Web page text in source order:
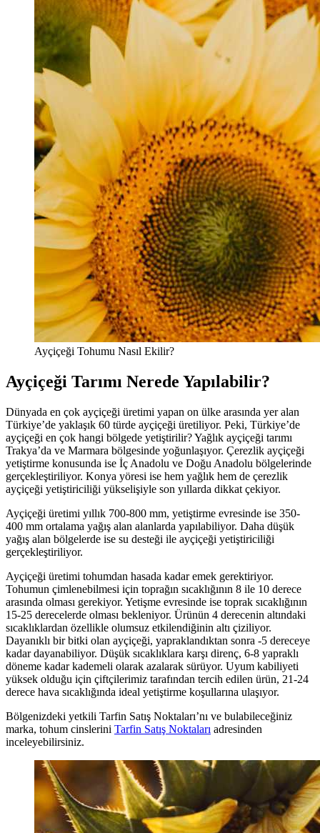
Ayçiçeği Tohumu Nasıl Ekilir?
Ayçiçeği Tarımı Nerede Yapılabilir?
Dünyada en çok ayçiçeği üretimi yapan on ülke arasında yer alan
Türkiye’de yaklaşık 60 türde ayçiçeği üretiliyor. Peki, Türkiye’de
ayçiçeği en çok hangi bölgede yetiştirilir? Yağlık ayçiçeği tarımı
Trakya’da ve Marmara bölgesinde yoğunlaşıyor. Çerezlik ayçiçeği
yetiştirme konusunda ise İç Anadolu ve Doğu Anadolu bölgelerinde
gerçekleştiriliyor. Konya yöresi ise hem yağlık hem de çerezlik
ayçiçeği yetiştiriciliği yükselişiyle son yıllarda dikkat çekiyor.
Ayçiçeği üretimi yıllık 700-800 mm, yetiştirme evresinde ise 350-
400 mm ortalama yağış alan alanlarda yapılabiliyor. Daha düşük
yağış alan bölgelerde ise su desteği ile ayçiçeği yetiştiriciliği
gerçekleştiriliyor.
Ayçiçeği üretimi tohumdan hasada kadar emek gerektiriyor.
Tohumun çimlenebilmesi için toprağın sıcaklığının 8 ile 10 derece
arasında olması gerekiyor. Yetişme evresinde ise toprak sıcaklığının
15-25 derecelerde olması bekleniyor. Ürünün 4 derecenin altındaki
sıcaklıklardan özellikle olumsuz etkilendiğinin altı çiziliyor.
Dayanıklı bir bitki olan ayçiçeği, yapraklandıktan sonra -5 dereceye
kadar dayanabiliyor. Düşük sıcaklıklara karşı direnç, 6-8 yapraklı
döneme kadar kademeli olarak azalarak sürüyor. Uyum kabiliyeti
yüksek olduğu için çiftçilerimiz tarafından tercih edilen ürün, 21-24
derece hava sıcaklığında ideal yetiştirme koşullarına ulaşıyor.
Bölgenizdeki yetkili Tarfin Satış Noktaları’nı ve bulabileceğiniz
marka, tohum cinslerini Tarfin Satış Noktaları adresinden
inceleyebilirsiniz.